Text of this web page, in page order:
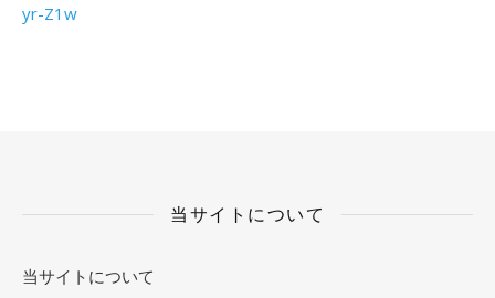
yr-Z1w
当サイトについて
当サイトについて